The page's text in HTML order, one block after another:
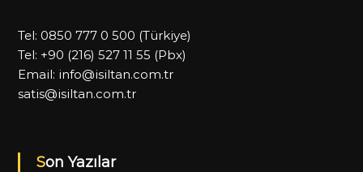
Tel: 0850 777 0 500 (Türkiye)
Tel: +90 (216) 527 11 55 (Pbx)
Email: info@isiltan.com.tr
satis@isiltan.com.tr
Son Yazılar